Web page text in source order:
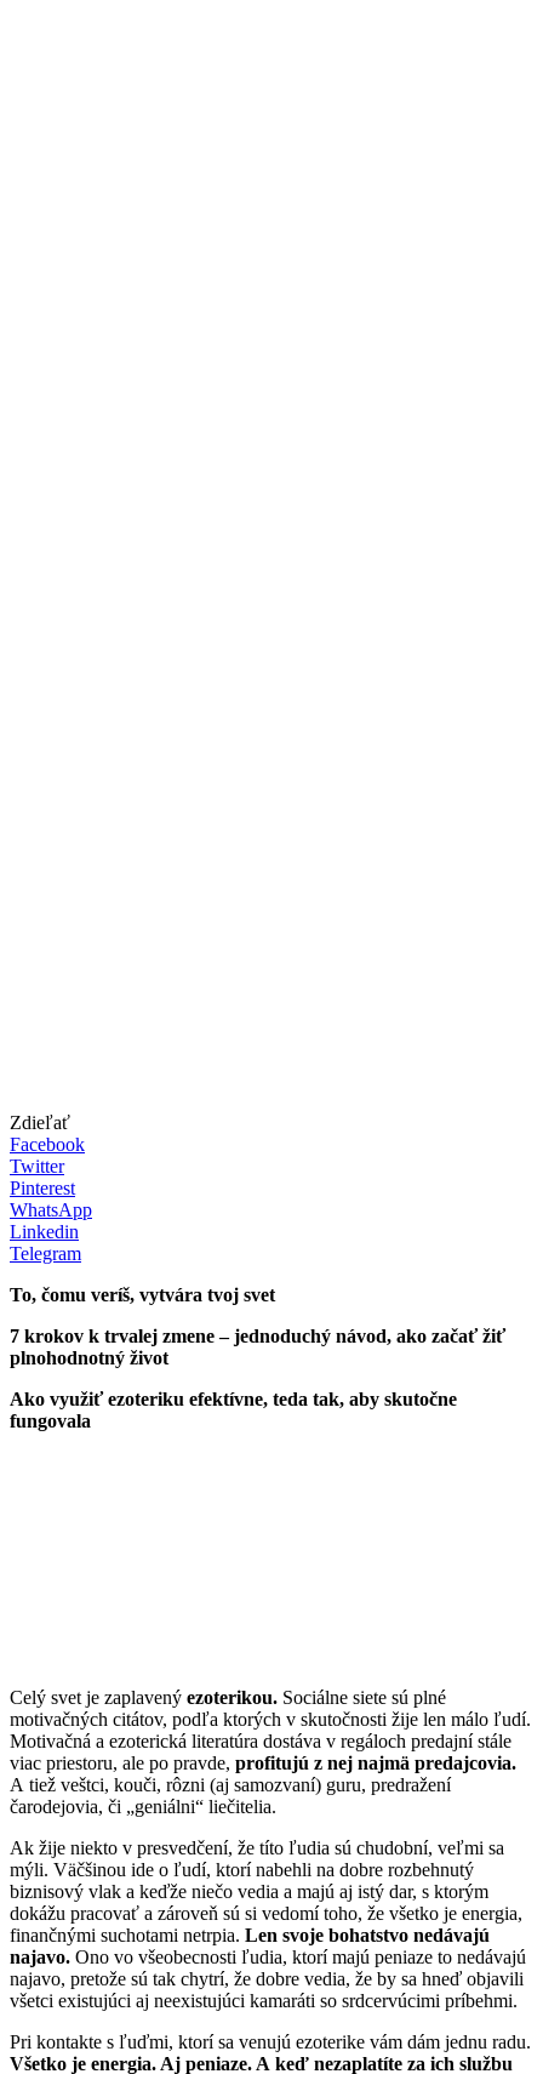
Zdieľať
Facebook
Twitter
Pinterest
WhatsApp
Linkedin
Telegram
To, čomu veríš, vytvára tvoj svet
7 krokov k trvalej zmene – jednoduchý návod, ako začať žiť
plnohodnotný život
Ako využiť ezoteriku efektívne, teda tak, aby skutočne
fungovala
Celý svet je zaplavený ezoterikou. Sociálne siete sú plné
motivačných citátov, podľa ktorých v skutočnosti žije len málo ľudí.
Motivačná a ezoterická literatúra dostáva v regáloch predajní stále
viac priestoru, ale po pravde, profitujú z nej najmä predajcovia.
A tiež veštci, kouči, rôzni (aj samozvaní) guru, predražení
čarodejovia, či „geniálni“ liečitelia.
Ak žije niekto v presvedčení, že títo ľudia sú chudobní, veľmi sa
mýli. Väčšinou ide o ľudí, ktorí nabehli na dobre rozbehnutý
biznisový vlak a keďže niečo vedia a majú aj istý dar, s ktorým
dokážu pracovať a zároveň sú si vedomí toho, že všetko je energia,
finančnými suchotami netrpia. Len svoje bohatstvo nedávajú
najavo. Ono vo všeobecnosti ľudia, ktorí majú peniaze to nedávajú
najavo, pretože sú tak chytrí, že dobre vedia, že by sa hneď objavili
všetci existujúci aj neexistujúci kamaráti so srdcervúcimi príbehmi.
Pri kontakte s ľuďmi, ktorí sa venujú ezoterike vám dám jednu radu.
Všetko je energia. Aj peniaze. A keď nezaplatíte za ich službu